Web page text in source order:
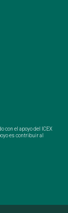
con el apoyo del ICEX
es contribuir al